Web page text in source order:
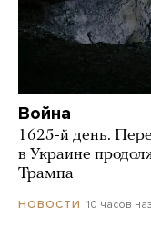
Война
1625-й день.
в Украине
Трампа
НОВОСТИ 10 часов